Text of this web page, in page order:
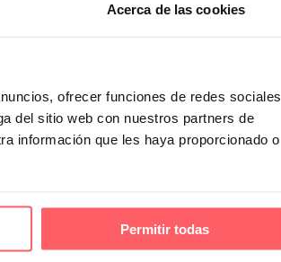
Acerca de las cookies
ofrecer funciones de redes sociales
del sitio web con nuestros partners de
información que les haya proporcionado o
Permitir todas